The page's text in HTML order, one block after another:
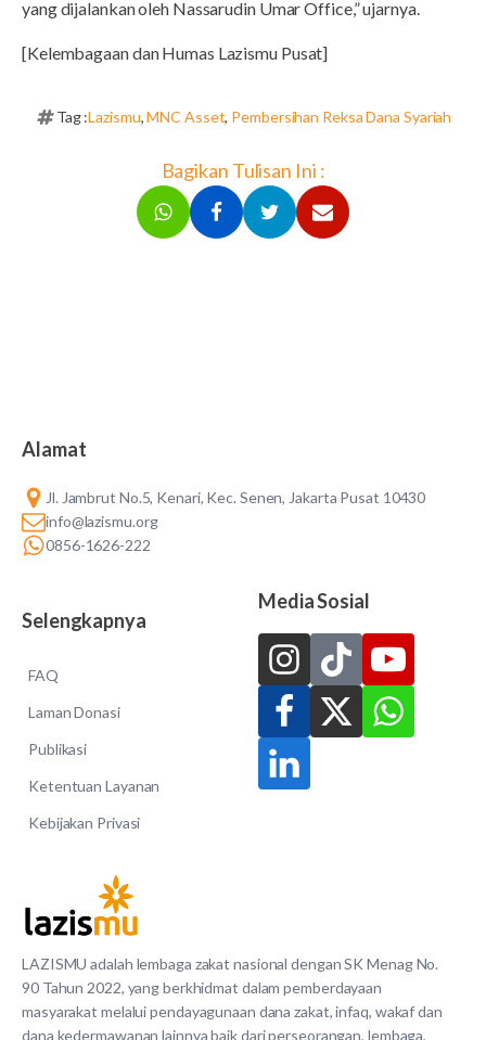
yang dijalankan oleh Nassarudin Umar Office,” ujarnya.
[Kelembagaan dan Humas Lazismu Pusat]
Tag :Lazismu,MNC Asset, Pembersihan Reksa Dana Syariah
Bagikan Tulisan Ini :
LAZISMU adalah lembaga zakat nasional dengan SK Menag No.
90 Tahun 2022, yang berkhidmat dalam pemberdayaan
masyarakat melalui pendayagunaan dana zakat, infaq, wakaf dan
dana kedermawanan lainnya baik dari perseorangan, lembaga,
Alamat
Jl. Jambrut No.5, Kenari, Kec. Senen, Jakarta Pusat 10430
info@lazismu.org
0856-1626-222
Selengkapnya
FAQ
Laman Donasi
Publikasi
Ketentuan Layanan
Kebijakan Privasi
Media Sosial